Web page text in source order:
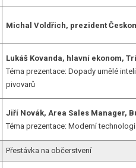
Michal Voldřich, prezident
Lukáš Kovanda, hlavní ekonom,
Téma prezentace: Dopady umělé
pivovarů
Jiří Novák, Area Sales Manager,
Téma prezentace: Moderní
Přestávka na občerstvení